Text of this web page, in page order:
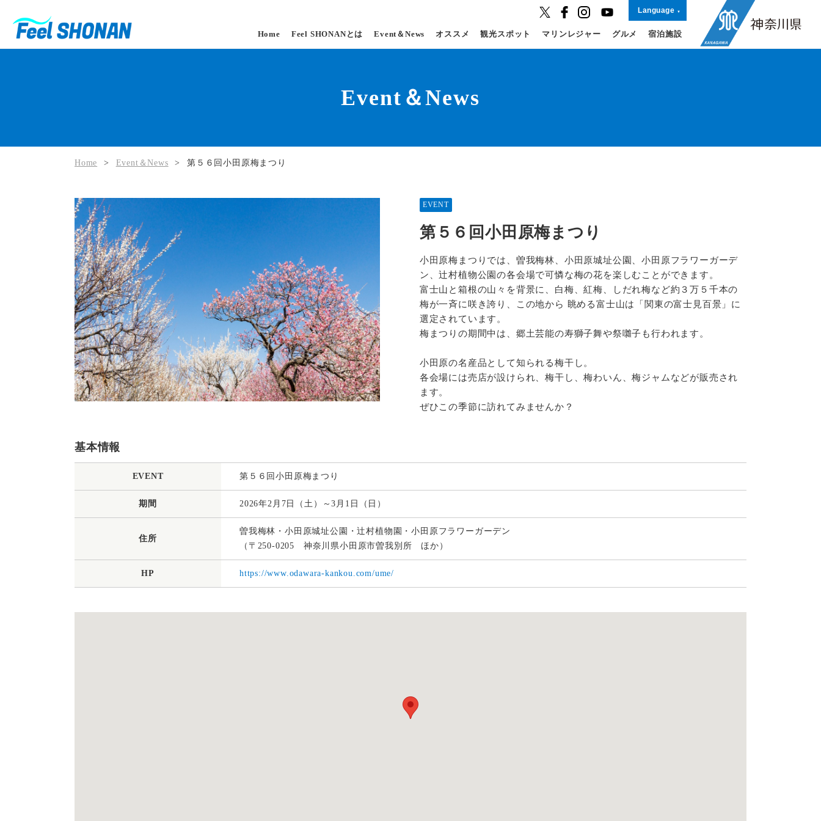
Language
Home Feel SHONANとは Event＆News オススメ 観光スポット マリンレジャー グルメ 宿泊施設
Event＆News
Home > Event＆News > 第５６回小田原梅まつり
EVENT
第５６回小田原梅まつり
小田原梅まつりでは、曽我梅林、小田原城址公園、小田原フラワーガーデ
ン、辻村植物公園の各会場で可憐な梅の花を楽しむことができます。
富士山と箱根の山々を背景に、白梅、紅梅、しだれ梅など約３万５千本の
梅が一斉に咲き誇り、この地から 眺める富士山は「関東の富士見百景」に
選定されています。
梅まつりの期間中は、郷土芸能の寿獅子舞や祭囃子も行われます。
小田原の名産品として知られる梅干し。
各会場には売店が設けられ、梅干し、梅わいん、梅ジャムなどが販売され
ます。
ぜひこの季節に訪れてみませんか？
基本情報
EVENT 第５６回小田原梅まつり
期間 2026年2月7日（土）～3月1日（日）
住所
曽我梅林・小田原城址公園・辻村植物園・小田原フラワーガーデン
（〒250-0205 神奈川県小田原市曽我別所 ほか）
HP https://www.odawara-kankou.com/ume/